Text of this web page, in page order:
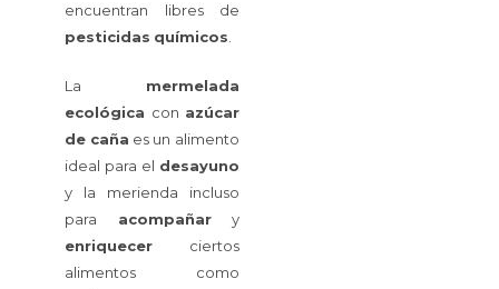
encuentran libres de
pesticidas químicos
La mermelada
ecológica con azúcar
de caña es un alimento
ideal para el desayuno
y la merienda incluso
para acompañary
enriquecer ciertos
alimentos como